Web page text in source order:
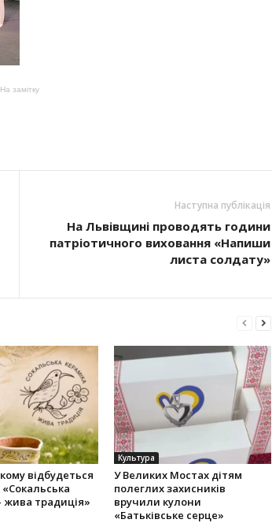
На замітку
Наступна публікація
На Львівщині проводять години
патріотичного виховання «Напиши
листа солдату»
відбудеться
жива традиція»
Культура
У Великих Мостах дітям
полеглих захисників
вручили кулони
«Батьківське серце»